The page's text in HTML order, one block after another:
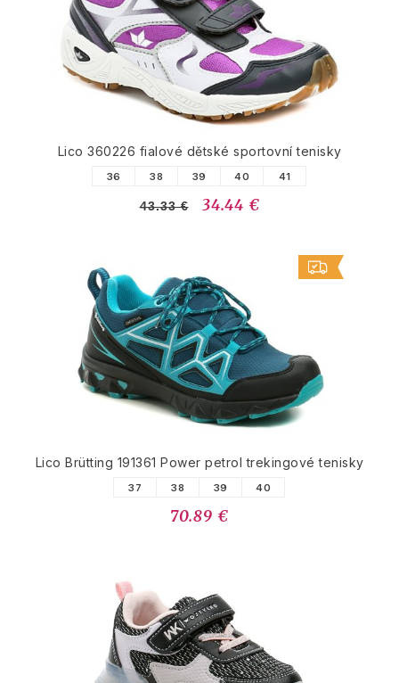
Lico 360226 fialové dětské sportovní tenisky
36 38 39 40 41
43.33 € 34.44 €
Lico Brütting 191361 Power petrol trekingové tenisky
37 38 39 40
70.89 €